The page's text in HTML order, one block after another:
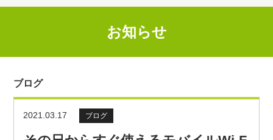
お知らせ
ブログ
2021.03.17 ブログ